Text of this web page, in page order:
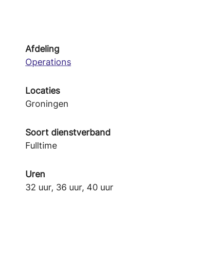
Afdeling
Operations
Locaties
Groningen
Soort dienstverband
Fulltime
Uren
32 uur, 36 uur, 40 uur